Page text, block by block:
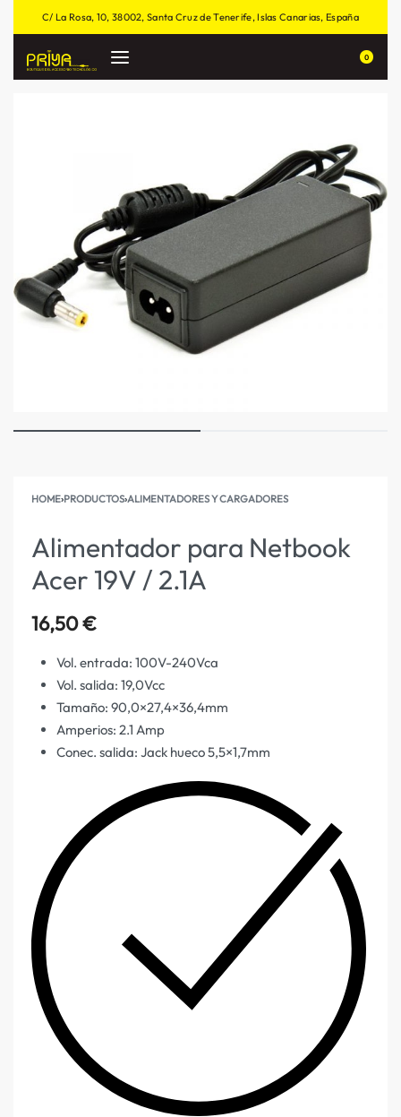
C/ La Rosa, 10, 38002, Santa Cruz de Tenerife, Islas Canarias, España
0
HOME›PRODUCTOS›ALIMENTADORES Y CARGADORES
Alimentador para Netbook
Acer 19V / 2.1A
16,50€
Vol. entrada: 100V-240Vca
Vol. salida: 19,0Vcc
Tamaño: 90,0×27,4×36,4mm
Amperios: 2.1 Amp
Conec. salida: Jack hueco 5,5×1,7mm